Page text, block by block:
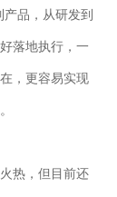
品，从研发到
落地执行，一
，更容易实现
热，但目前还